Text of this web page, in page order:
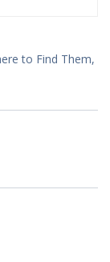
to Find Them,